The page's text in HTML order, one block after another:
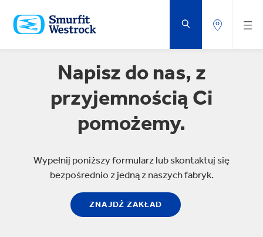
DO
GŁÓWNEJ
ZAWARTOŚCI
Napisz do nas, z
przyjemnością Ci
pomożemy.
Wypełnij poniższy formularz lub skontaktuj się
bezpośrednio z jedną z naszych fabryk.
ZNAJDŹ ZAKŁAD